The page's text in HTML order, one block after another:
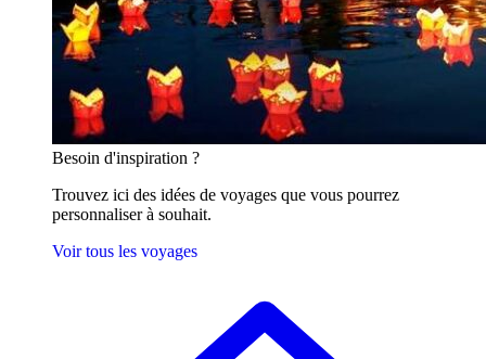
Besoin d'inspiration ?
Trouvez ici des idées de voyages que vous pourrez
personnaliser à souhait.
Voir tous les voyages